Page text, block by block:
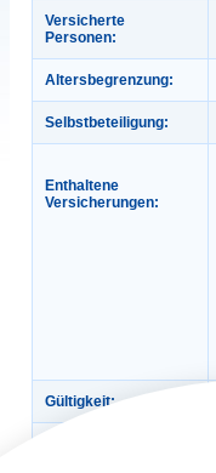
Versicherte
Personen:
Altersbegrenzung:
Selbstbeteiligung:
Enthaltene
Versicherungen:
Gültigkeit: